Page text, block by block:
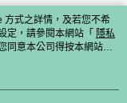
方式之詳情，及若您不希
定，請參閱本網站「 隱私
同意本公司得按本網站使